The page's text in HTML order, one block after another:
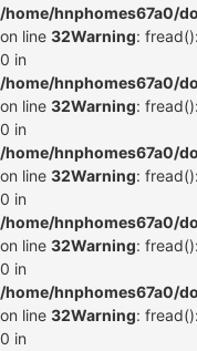
/home/hnphomes67a0/
on line 32Warning:
0 in
/home/hnphomes67a0/
on line 32Warning:
0 in
/home/hnphomes67a0/
on line 32Warning:
0 in
/home/hnphomes67a0/
on line 32Warning:
0 in
/home/hnphomes67a0/
on line 32Warning:
0 in